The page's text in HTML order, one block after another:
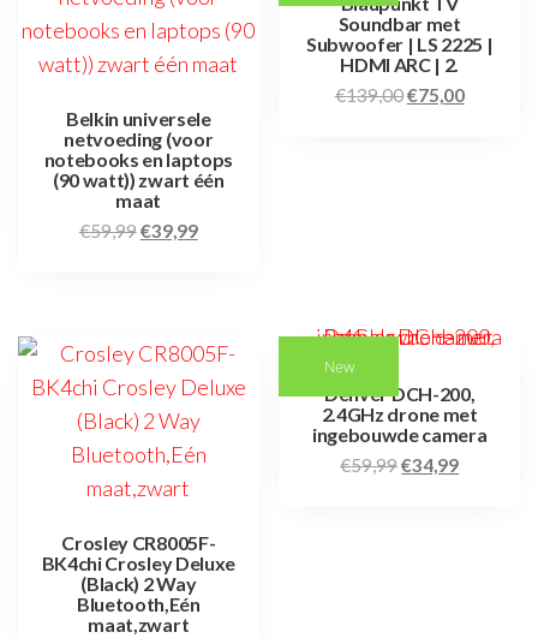
Belkin universele
netvoeding (voor
notebooks en laptops
(90 watt)) zwart één
maat
€59,99€39,99
Soundbar met
Subwoofer | LS 2225 |
HDMI ARC | 2.
€139,00€75,00
Crosley CR8005F-
BK4chi Crosley Deluxe
(Black) 2 Way
Bluetooth,Eén
maat,zwart
New
Denver DCH-200,
2.4GHz drone met
ingebouwde camera
€59,99€34,99